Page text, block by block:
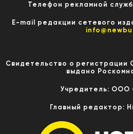
Телефон рекламной
E-mail редакции сетевого
Свидетельство о
выдано
Учредитель: ООО
Главный редактор: